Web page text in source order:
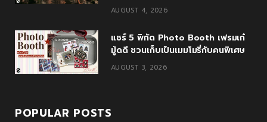
s
AUGUST 4, 2026
แชร์ 5 พิกัด Photo Booth เฟรมเก๋
มู้ดดี ชวนเก็บเป็นเมมโมรี่กับคนพิเศษ
AUGUST 3, 2026
POPULAR POSTS